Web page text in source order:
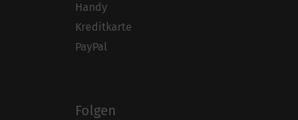
Handy
Kreditkarte
PayPal
Folgen